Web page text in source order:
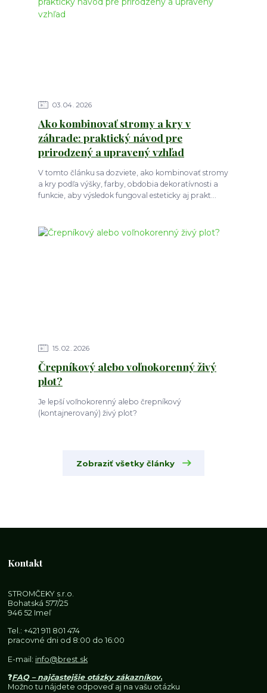
03 04 2026
Ako kombinovať stromy a kry v
záhrade: praktický návod pre
prirodzený a upravený vzhľad
V tomto článku sa dozviete, ako kombinovať stromy
a kry podľa výšky, farby, obdobia dekoratívnosti a
funkcie, aby výsledok fungoval esteticky aj prakt...
15 02 2026
Črepníkový alebo voľnokorenný živý
plot?
Je lepší voľnokorenný alebo črepníkový
(kontajnerovaný) živý plot?
Zobraziť všetky články
Kontakt
STROMČEKY s.r.o.
Bohatská 577/25
946 52 Imeľ
Tel.:+421 911 801 474
pracovné dni od 8:00 do 16:00
E-mail: info@brest.sk
❓FAQ – najčastejšie otázky zákazníkov.
Možno tu nájdete odpoveď aj na vašu otázku